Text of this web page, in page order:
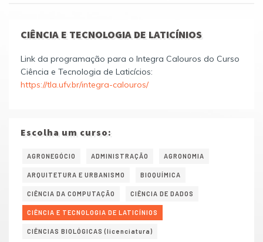
CIÊNCIA E TECNOLOGIA DE LATICÍNIOS
Link da programação para o Integra Calouros do Curso
Ciência e Tecnologia de Laticícios:
https://tla.ufv.br/integra-calouros/
Escolha um curso:
AGRONEGÓCIO ADMINISTRAÇÃO AGRONOMIA
ARQUITETURA E URBANISMO BIOQUÍMICA
CIÊNCIA DA COMPUTAÇÃO CIÊNCIA DE DADOS
CIÊNCIA E TECNOLOGIA DE LATICÍNIOS
CIÊNCIAS BIOLÓGICAS (licenciatura)